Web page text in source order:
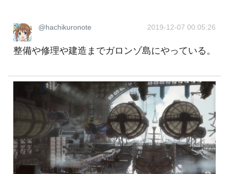
@hachikuronote 2019-12-07 00:05:26
整備や修理や建造までガロンゾ島にやっている。